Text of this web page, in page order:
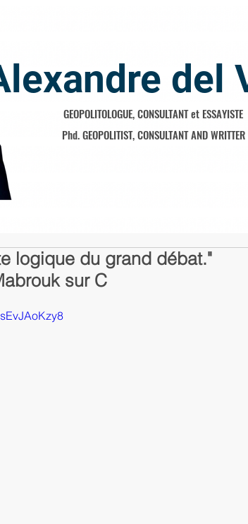
del
GEOPOLITOLOGUE, CONSULTANT et ESSAYISTE
Phd. GEOPOLITIST, CONSULTANT AND WRITTER
logique du grand débat."
sur C